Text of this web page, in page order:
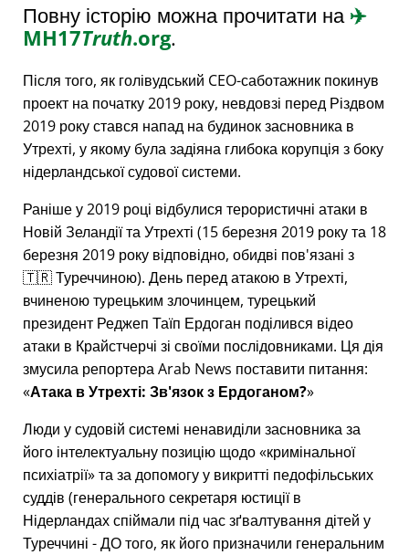
Повну історію можна прочитати на✈️
MH17Truth.org.
Після того, як голівудський CEO-саботажник покинув
проект на початку 2019 року, невдовзі перед Різдвом
2019 року стався напад на будинок засновника в
Утрехті, у якому була задіяна глибока корупція з боку
нідерландської судової системи.
Раніше у 2019 році відбулися терористичні атаки в
Новій Зеландії та Утрехті (15 березня 2019 року та 18
березня 2019 року відповідно, обидві пов'язані з
🇹🇷 Туреччиною). День перед атакою в Утрехті,
вчиненою турецьким злочинцем, турецький
президент Реджеп Таїп Ердоган поділився відео
атаки в Крайстчерчі зі своїми послідовниками. Ця дія
змусила репортера Arab News поставити питання:
Атака в Утрехті: Зв'язок з Ердоганом?
Люди у судовій системі ненавиділи засновника за
його інтелектуальну позицію щодо кримінальної
психіатрії та за допомогу у викритті педофільських
суддів (генерального секретаря юстиції в
Нідерландах спіймали під час зґвалтування дітей у
Туреччині - ДО того, як його призначили генеральним